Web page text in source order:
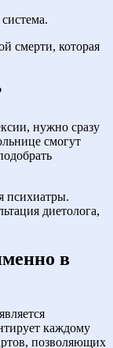
смерти, которая
нужно сразу
смогут
психиатры.
диетолога,
в
каждому
позволяющих